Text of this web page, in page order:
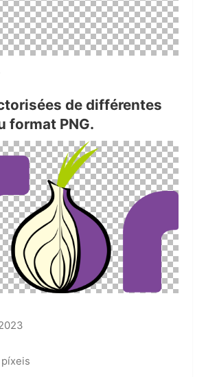
de différentes
format PNG.